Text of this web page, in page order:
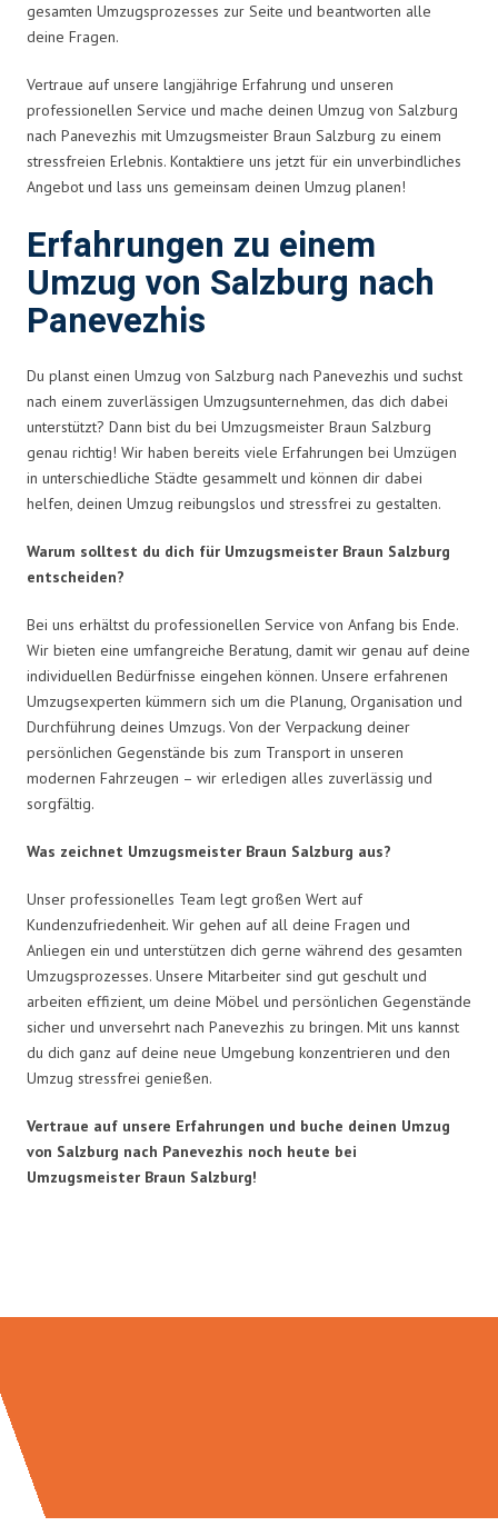
gesamten Umzugsprozesses zur Seite und beantworten alle
deine Fragen.
Vertraue auf unsere langjährige Erfahrung und unseren
professionellen Service und mache deinen Umzug von Salzburg
nach Panevezhis mit Umzugsmeister Braun Salzburg zu einem
stressfreien Erlebnis. Kontaktiere uns jetzt für ein unverbindliches
Angebot und lass uns gemeinsam deinen Umzug planen!
Erfahrungen zu einem
Umzug von Salzburg nach
Panevezhis
Du planst einen Umzug von Salzburg nach Panevezhis und suchst
nach einem zuverlässigen Umzugsunternehmen, das dich dabei
unterstützt? Dann bist du bei Umzugsmeister Braun Salzburg
genau richtig! Wir haben bereits viele Erfahrungen bei Umzügen
in unterschiedliche Städte gesammelt und können dir dabei
helfen, deinen Umzug reibungslos und stressfrei zu gestalten.
Warum solltest du dich für Umzugsmeister Braun Salzburg
entscheiden?
Bei uns erhältst du professionellen Service von Anfang bis Ende.
Wir bieten eine umfangreiche Beratung, damit wir genau auf deine
individuellen Bedürfnisse eingehen können. Unsere erfahrenen
Umzugsexperten kümmern sich um die Planung, Organisation und
Durchführung deines Umzugs. Von der Verpackung deiner
persönlichen Gegenstände bis zum Transport in unseren
modernen Fahrzeugen – wir erledigen alles zuverlässig und
sorgfältig.
Was zeichnet Umzugsmeister Braun Salzburg aus?
Unser professionelles Team legt großen Wert auf
Kundenzufriedenheit. Wir gehen auf all deine Fragen und
Anliegen ein und unterstützen dich gerne während des gesamten
Umzugsprozesses. Unsere Mitarbeiter sind gut geschult und
arbeiten effizient, um deine Möbel und persönlichen Gegenstände
sicher und unversehrt nach Panevezhis zu bringen. Mit uns kannst
du dich ganz auf deine neue Umgebung konzentrieren und den
Umzug stressfrei genießen.
Vertraue auf unsere Erfahrungen und buche deinen Umzug
von Salzburg nach Panevezhis noch heute bei
Umzugsmeister Braun Salzburg!